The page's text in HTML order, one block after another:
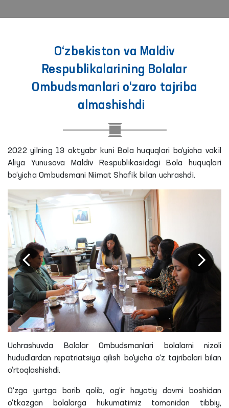
O‘zbekiston va Maldiv
Respublikalarining Bolalar
Ombudsmanlari o‘zaro tajriba
almashishdi
2022 yilning 13 oktyabr kuni Bola huquqlari bo‘yicha vakil
Aliya Yunusova Maldiv Respublikasidagi Bola huquqlari
bo‘yicha Ombudsmani Niimat Shafik bilan uchrashdi.
Uchrashuvda Bolalar Ombudsmanlari bolalarni nizoli
hududlardan repatriatsiya qilish bo‘yicha o‘z tajribalari bilan
o‘rtoqlashishdi.
O‘zga yurtga borib qolib, og‘ir hayotiy davrni boshidan
o‘tkazgan bolalarga hukumatimiz tomonidan tibbiy,